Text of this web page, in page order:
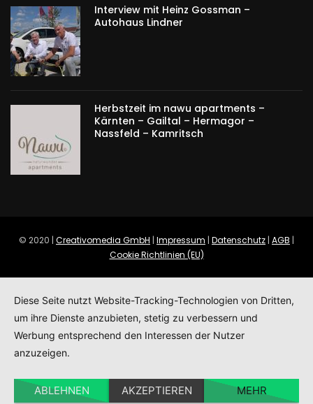
Interview mit Heinz Gossman –
Autohaus Lindner
Herbstzeit im nawu apartments –
Kärnten – Gailtal – Hermagor –
Nassfeld – Kamritsch
© 2020 | Creativomedia GmbH | Impressum | Datenschutz | AGB |
Cookie Richtlinien (EU)
Diese Seite nutzt Website-Tracking-Technologien von Dritten,
um ihre Dienste anzubieten, stetig zu verbessern und
Werbung entsprechend den Interessen der Nutzer
anzuzeigen.
ABLEHNEN AKZEPTIEREN MEHR